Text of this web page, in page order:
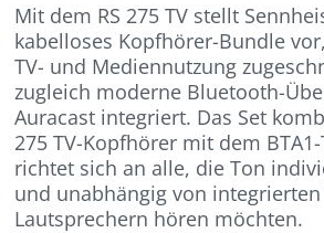
Mit dem RS 275 TV stellt
kabelloses Kopfhörer-Bundle
TV- und Mediennutzung
zugleich moderne Bluetooth-
Auracast integriert. Das Set
275 TV-Kopfhörer mit dem
richtet sich an alle, die Ton
und unabhängig von integrierten
Lautsprechern hören möchten.